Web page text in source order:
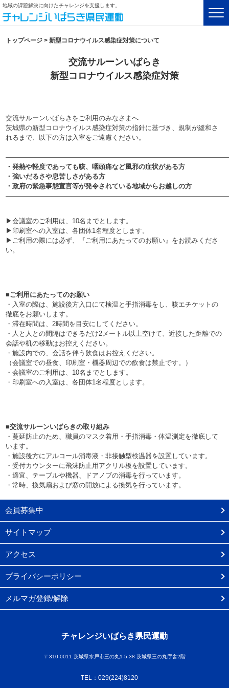
地域の課題解決に向けたチャレンジを支援します。
トップページ >新型コロナウイルス感染症対策について
交流サルーンいばらき
新型コロナウイルス感染症対策
交流サルーンいばらきをご利用のみなさまへ
茨城県の新型コロナウイルス感染症対策の指針に基づき、規制が緩和さ
れるまで、以下の方は入室をご遠慮ください。
・発熱や軽度であっても咳、咽頭痛など風邪の症状がある方
・強いだるさや息苦しさがある方
・政府の緊急事態宣言等が発令されている地域からお越しの方
▶会議室のご利用は、10名までとします。
▶印刷室への入室は、各団体1名程度とします。
▶ご利用の際には必ず、『ご利用にあたってのお願い』をお読みくださ
い。
■ご利用にあたってのお願い
・入室の際は、施設後方入口にて検温と手指消毒をし、咳エチケットの
徹底をお願いします。
・滞在時間は、2時間を目安にしてください。
・人と人との間隔はできるだけ2メートル以上空けて、近接した距離での
会話や机の移動はお控えください。
・施設内での、会話を伴う飲食はお控えください。
（会議室での昼食、印刷室・機器周辺での飲食は禁止です。）
・会議室のご利用は、10名までとします。
・印刷室への入室は、各団体1名程度とします。
■交流サルーンいばらきの取り組み
・蔓延防止のため、職員のマスク着用・手指消毒・体温測定を徹底して
います。
・施設後方にアルコール消毒液・非接触型検温器を設置しています。
・受付カウンターに飛沫防止用アクリル板を設置しています。
・適宜、テーブルや機器、ドアノブの消毒を行っています。
・常時、換気扇および窓の開放による換気を行っています。
会員募集中
サイトマップ
アクセス
プライバシーポリシー
メルマガ登録/解除
チャレンジいばらき県民運動
〒310-0011 茨城県水戸市三の丸1-5-38 茨城県三の丸庁舎2階
TEL：029(224)8120